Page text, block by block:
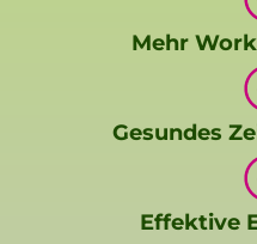
Mehr
Gesundes
Effektive